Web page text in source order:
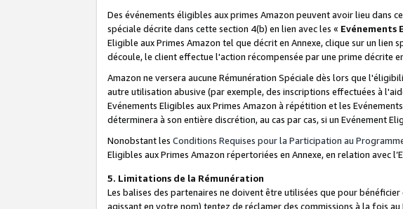
Des événements éligibles aux primes Amazon peuvent avoir lieu dans
spéciale décrite dans cette section 4(b) en lien avec les « Evénements
Eligible aux Primes Amazon tel que décrit en Annexe, clique sur un
découle, le client effectue l'action récompensée par une prime décrite
Amazon ne versera aucune Rémunération Spéciale dès lors que
autre utilisation abusive (par exemple, des inscriptions effectuées à
Evénements Eligibles aux Primes Amazon à répétition et les
déterminera à son entière discrétion, au cas par cas, si un Evénement
Nonobstant les Conditions Requises pour la Participation au
Eligibles aux Primes Amazon répertoriées en Annexe, en relation avec
5. Limitations de la Rémunération
Les balises des partenaires ne doivent être utilisées que pour
agissant en votre nom) tentez de réclamer des commissions à la fois